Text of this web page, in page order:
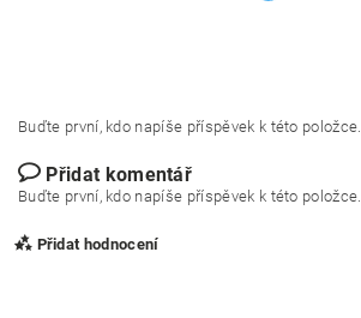
Buďte první, kdo napíše příspěvek k této položce.
Přidat komentář
Buďte první, kdo napíše příspěvek k této položce.
Přidat hodnocení